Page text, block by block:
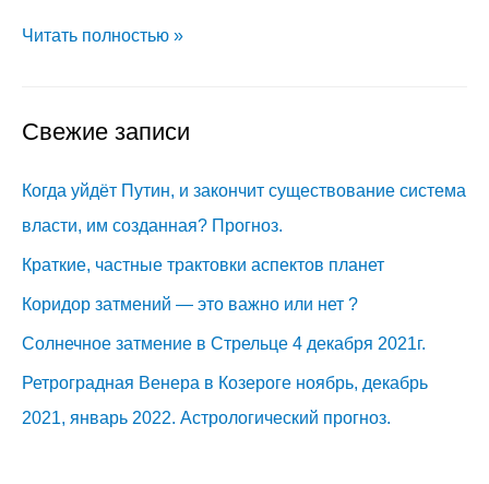
Гороскоп
Читать полностью »
Свежие записи
Когда уйдёт Путин, и закончит существование система
власти, им созданная? Прогноз.
Краткие, частные трактовки аспектов планет
Коридор затмений — это важно или нет ?
Солнечное затмение в Стрельце 4 декабря 2021г.
Ретроградная Венера в Козероге ноябрь, декабрь
2021, январь 2022. Астрологический прогноз.